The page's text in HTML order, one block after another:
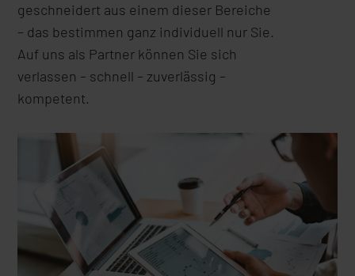
geschneidert aus einem dieser Bereiche
– das bestimmen ganz individuell nur Sie.
Auf uns als Partner können Sie sich
verlassen – schnell – zuverlässig –
kompetent.